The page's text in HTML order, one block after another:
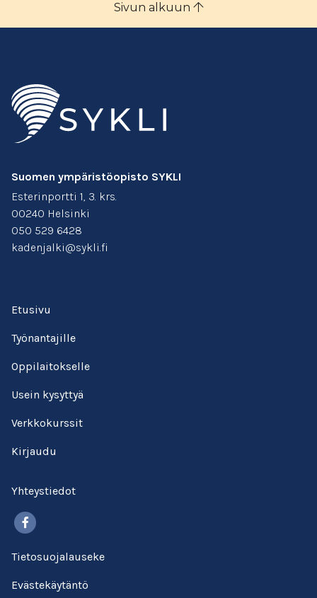
Sivun alkuun
Suomen ympäristöopisto SYKLI
Esterinportti 1, 3. krs.
00240 Helsinki
050 529 6428
kadenjalki@sykli.fi
Etusivu
Työnantajille
Oppilaitokselle
Usein kysyttyä
Verkkokurssit
Kirjaudu
Yhteystiedot
Tietosuojalauseke
Evästekäytäntö